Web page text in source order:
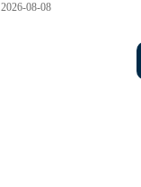
2026-08-08